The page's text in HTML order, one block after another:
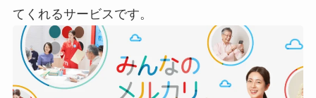
てくれるサービスです。